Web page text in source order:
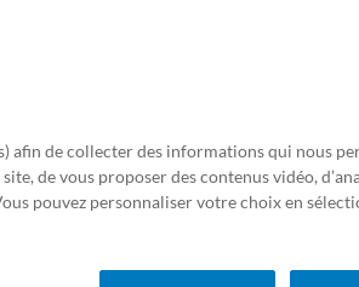
racism, toxic work
afin de collecter des informations qui nous
de vous proposer des contenus vidéo,
pouvez personnaliser votre choix en